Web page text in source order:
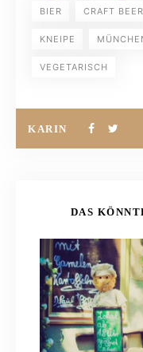
BIER CRAFT BEER
KNEIPE
VEGETARISCH
KARIN
DAS